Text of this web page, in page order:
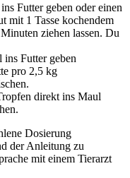
Futter geben oder einen
mit 1 Tasse kochendem
ziehen lassen. Du
Futter geben
pro 2,5 kg
direkt ins Maul
Dosierung
der Anleitung zu
mit einem Tierarzt